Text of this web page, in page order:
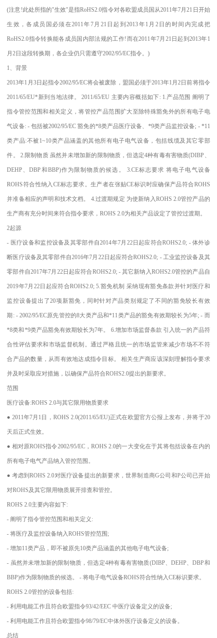
(注意!此处所指的"生效"是指RoHS2.0指令对各欧盟成员国从2011年7月21日开始
生效，各成员国必须在2011年7月21日起到2013年1月2日的时间内完成把
RoHS2.0指令转换能各成员国内部法规的工作!而在2011年7月21日起到2013年1
月2日这段转换期，各企业仍只需遵守2002/95/EC指令。)
1、背景
2013年1月3日起指令2002/95/EC将会被废除，盟国必须于2013年1月2日前将指令
2011/65/EU*新到当地法律。 2011/65/EU 主要内容概括如下: 1.产品范围 阐明了
指令管控范围和相关定义，将管控产品范围扩大至除特殊豁免外的所有电子电
气设备: - 包括被2002/95/EC 豁免的*8类产品医疗设备、*9类产品监控设备; - *11
类产品:不被1~10类产品涵盖的其他所有电子电气设备，包括线缆及其它零部
件。 2.限制物质 虽然并未增加新的限制物质，但选定4种有毒有害物质(DIBP、
DEHP、DBP和BBP)作为限制物质的候选。 3.CE标志要求 将电子电气设备
ROHS符合性纳入CE标志要求。生产者在张贴CE标识时应确保产品符合ROHS
并准备相应的声明和技术文档。 4.过渡期规定 为使新纳入ROHS 2.0管控产品的
生产商有充分时间来符合指令要求，ROHS 2.0为相关产品设定了管控过渡期。
2起源
- 医疗设备和监控设备及其零部件自2014年7月22日起应符合ROHS2.0; - 体外诊
断医疗设备及其零部件自2016年7月22日起应符合ROHS2.0; - 工业监控设备及其
零部件自2017年7月22日起应符合ROHS2.0; - 其它新纳入ROHS2.0管控的产品自
2019年7月22日起应符合ROHS2.0; 5.豁免机制 采纳现有豁免条款并针对医疗和
监控设备提出了20项新豁免，同时针对产品类别规定了不同的豁免较长有效
期: - 2002/95/EC原先管控的8大类产品和*11类产品的豁免有效期较长为5年; - 而
*8类和*9类产品豁免有效期较长为7年。 6.增加市场监督条款 引入统一的产品符
合性评估要求和市场监督机制。通过严格且统一的市场监管来减少市场不不符
合产品的数量，从而有效地达成指令目标。 相关生产商应该深刻理解指令要求
并及时采取应对措施，以确保产品符合ROHS2.0提出的新要求。
范围
医疗设备:ROHS 2.0与其它限用物质要求
● 2011年7月1日，ROHS 2.0(2011/65/EU)正式在欧盟官方公报上发布，并将于20
天后正式生效。
● 相对原ROHS指令2002/95/EC，ROHS 2.0的一大变化在于其将包括设备在内的
所有电子电气产品纳入管控范围。
● 考虑到ROHS 2.0对医疗设备提出的新要求，世界制造商G公司和P公司已开始
对ROHS及其它限用物质展开排查和管控。
ROHS 2.0主要内容如下:
- 阐明了指令管控范围和相关定义:
- 将医疗及监控设备纳入ROHS管控范围;
- 增加11类产品，即不被原先10类产品涵盖的其他电子电气设备;
- 虽然并未增加新的限制物质，但选定4种有毒有害物质(DIBP、DEHP、DBP和
BBP)作为限制物质的候选。 - 将电子电气设备ROHS符合性纳入CE标识要求。
ROHS 2.0管控的设备包括:
- 利用电能工作且符合欧盟指令93/42/EEC 中医疗设备定义的设备;
- 利用电能工作且符合欧盟指令98/79/EC中体外医疗设备定义的设备。
总结